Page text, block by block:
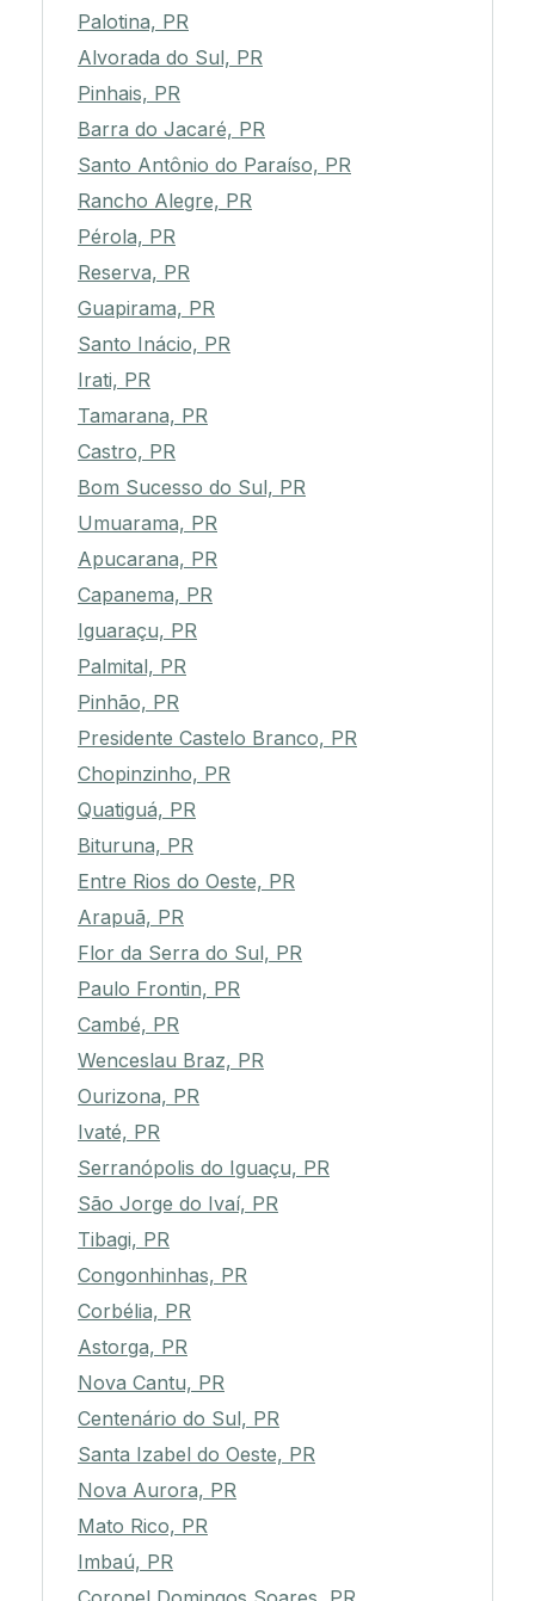
Palotina, PR
Alvorada do Sul, PR
Pinhais, PR
Barra do Jacaré, PR
Santo Antônio do Paraíso, PR
Rancho Alegre, PR
Pérola, PR
Reserva, PR
Guapirama, PR
Santo Inácio, PR
Irati, PR
Tamarana, PR
Castro, PR
Bom Sucesso do Sul, PR
Umuarama, PR
Apucarana, PR
Capanema, PR
Iguaraçu, PR
Palmital, PR
Pinhão, PR
Presidente Castelo Branco, PR
Chopinzinho, PR
Quatiguá, PR
Bituruna, PR
Entre Rios do Oeste, PR
Arapuã, PR
Flor da Serra do Sul, PR
Paulo Frontin, PR
Cambé, PR
Wenceslau Braz, PR
Ourizona, PR
Ivaté, PR
Serranópolis do Iguaçu, PR
São Jorge do Ivaí, PR
Tibagi, PR
Congonhinhas, PR
Corbélia, PR
Astorga, PR
Nova Cantu, PR
Centenário do Sul, PR
Santa Izabel do Oeste, PR
Nova Aurora, PR
Mato Rico, PR
Imbaú, PR